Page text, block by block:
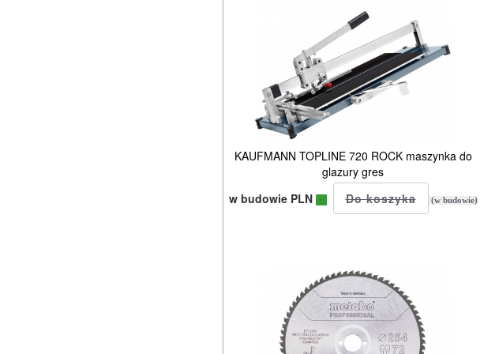
KAUFMANN TOPLINE 720 ROCK maszynka do
glazury gres
w budowie PLN
(w budowie)